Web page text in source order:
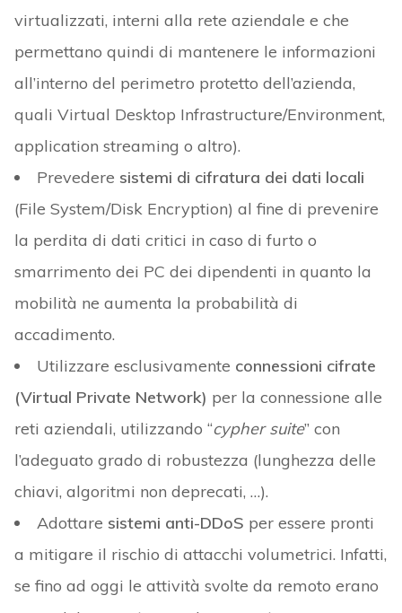
virtualizzati, interni alla rete aziendale e che
permettano quindi di mantenere le informazioni
all’interno del perimetro protetto dell’azienda,
quali Virtual Desktop Infrastructure/Environment,
application streaming o altro).
Prevedere sistemi di cifratura dei dati locali
(File System/Disk Encryption) al fine di prevenire
la perdita di dati critici in caso di furto o
smarrimento dei PC dei dipendenti in quanto la
mobilità ne aumenta la probabilità di
accadimento.
Utilizzare esclusivamente connessioni cifrate
(Virtual Private Network) per la connessione alle
reti aziendali, utilizzando “cypher suite” con
l’adeguato grado di robustezza (lunghezza delle
chiavi, algoritmi non deprecati, …).
Adottare sistemi anti-DDoS per essere pronti
a mitigare il rischio di attacchi volumetrici. Infatti,
se fino ad oggi le attività svolte da remoto erano